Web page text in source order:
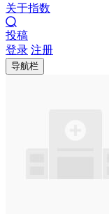
关于指数
投稿
登录 注册
导航栏